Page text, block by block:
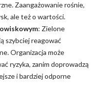
Zaangażowanie rośnie,
ale też o wartości.
: Zielone
szybciej reagować
Organizacja może
ryzyka, zanim doprowadzą
i bardziej odporne